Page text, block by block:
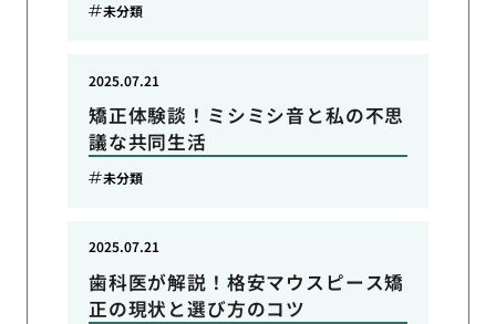
未分類
矯正体験談！ミシミシ音と私の不思
議な共同生活
2025.07.21
未分類
歯科医が解説！格安マウスピース矯
正の現状と選び方のコツ
2025.07.21